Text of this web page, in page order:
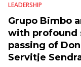
LEADERSHIP
Grupo Bimbo
with profound
passing of
Servitje